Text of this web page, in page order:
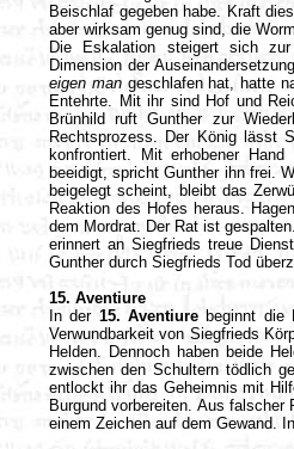
Beischlaf gegeben habe. Kraft
aber wirksam genug sind, die
Die Eskalation steigert sich
Dimension der
eigen mangeschlafen hat, hatte
Entehrte. Mit ihr sind Hof und
Brünhild ruft Gunther zur
Rechtsprozess. Der König lässt
konfrontiert. Mit erhobener
beeidigt, spricht Gunther ihn frei.
beigelegt scheint, bleibt das
Reaktion des Hofes heraus.
dem Mordrat. Der Rat ist
erinnert an Siegfrieds treue
Gunther durch Siegfrieds Tod
15. Aventiure
In der 15. Aventiure beginnt die
Verwundbarkeit von Siegfrieds
Helden. Dennoch haben beide
zwischen den Schultern tödlich
entlockt ihr das Geheimnis mit
Burgund vorbereiten. Aus
einem Zeichen auf dem Gewand.